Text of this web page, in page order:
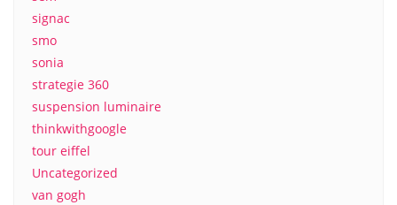
signac
smo
sonia
strategie 360
suspension luminaire
thinkwithgoogle
tour eiffel
Uncategorized
van gogh